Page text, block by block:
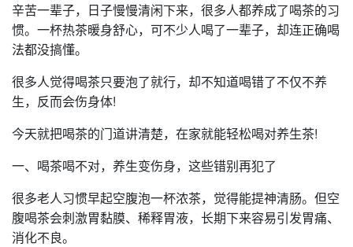
辛苦一辈子，日子慢慢清闲下来，很多人都养成了喝茶的习
惯。一杯热茶暖身舒心，可不少人喝了一辈子，却连正确喝
法都没搞懂。
很多人觉得喝茶只要泡了就行，却不知道喝错了不仅不养
生，反而会伤身体!
今天就把喝茶的门道讲清楚，在家就能轻松喝对养生茶!
一、喝茶喝不对，养生变伤身，这些错别再犯了
很多老人习惯早起空腹泡一杯浓茶，觉得能提神清肠。但空
腹喝茶会刺激胃黏膜、稀释胃液，长期下来容易引发胃痛、
消化不良。